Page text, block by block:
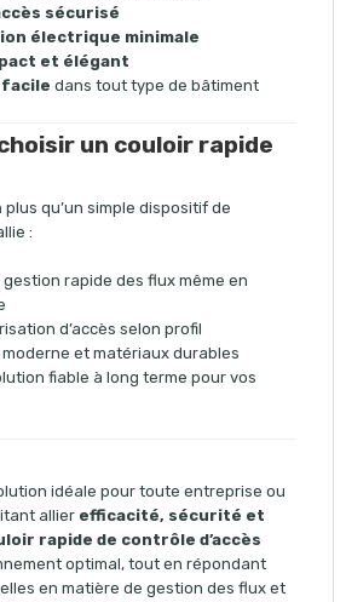
sécurisé
électrique minimale
et élégant
dans tout type de bâtiment
un couloir rapide
qu’un simple dispositif de
:
gestion rapide des flux même en
d’accès selon profil
et matériaux durables
fiable à long terme pour vos
idéale pour toute entreprise ou
allier efficacité, sécurité et
rapide de contrôle d’accès
optimal, tout en répondant
en matière de gestion des flux et